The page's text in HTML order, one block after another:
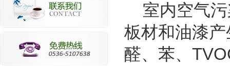
室内空气污
板材和油漆
醛、苯、